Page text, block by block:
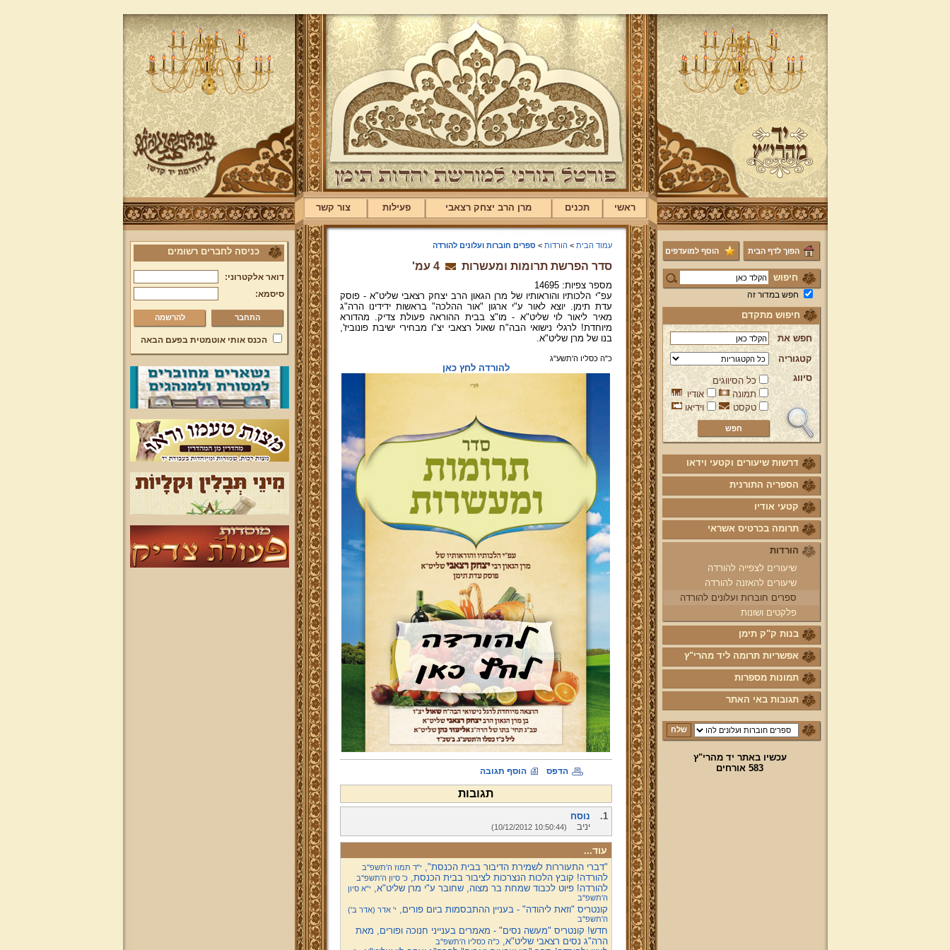
ראשי תכנים מרן הרב יצחק רצאבי פעילות צור קשר
הפוך לדף הבית הוסף למועדפים
חיפוש
חפש במדור זה
חיפוש מתקדם
חפש את
קטגוריה
סיווג
כל הסיווגים
תמונה
אודיו
טקסט
וידיאו
דרשות שיעורים וקטעי וידאו
הספריה התורנית
קטעי אודיו
תרומה בכרטיס אשראי
הורדות
שיעורים לצפייה להורדה
שיעורים להאזנה להורדה
ספרים חוברות ועלונים להורדה
פלקטים ושונות
בנות ק"ק תימן
אפשריות תרומה ליד מהרי"ץ
תמונות מספרות
תגובות באי האתר
עכשיו באתר יד מהרי"ץ
583 אורחים
עמוד הבית > הורדות > ספרים חוברות ועלונים להורדה
סדר הפרשת תרומות ומעשרות 4 עמ'
מספר צפיות: 14695
עפ"י הלכותיו והוראותיו של מרן הגאון הרב יצחק רצאבי שליט"א - פוסק
עדת תימן. יוצא לאור ע"י ארגון "אור ההלכה" בראשות ידידינו הרה"ג
מאיר ליאור לוי שליט"א - מו"צ בבית ההוראה פעולת צדיק. מהדורא
מיוחדת! לרגלי נישואי הבה"ח שאול רצאבי יצ"ו מבחירי ישיבת פונוביז',
בנו של מרן שליט"א.
כ"ה כסליו ה'תשע''ג
להורדה לחץ כאן
הדפס הוסף תגובה
תגובות
1.
נוסח
יניב
(10/12/2012 10:50:44)
עוד...
"דברי התעוררות לשמירת הדיבור בבית הכנסת", י"ד תמוז ה'תשפ''ב
להורדה! קובץ הלכות הנצרכות לציבור בבית הכנסת,כ' סיון ה'תשפ''ב
להורדה! פיוט לכבוד שמחת בר מצוה, שחובר ע"י מרן שליט"א, י"א סיון
ה'תשפ''ב
קונטריס "וזאת ליהודה" - בעניין ההתבסמות ביום פורים, י' אדר (אדר ב')
ה'תשפ''ב
חדש! קונטריס "מעשה נסים" - מאמרים בענייני חנוכה ופורים, מאת
הרה"ג נסים רצאבי שליט"א,כ"ה כסליו ה'תשפ''ב
כניסה לחברים רשומים
דואר אלקטרוני:
סיסמא:
להרשמה
הכנס אותי אוטמטית בפעם הבאה